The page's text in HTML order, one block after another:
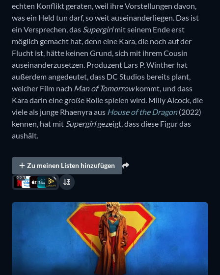
echten Konflikt geraten, weil ihre Vorstellungen davon,
was ein Held tun darf, so weit auseinanderliegen. Das ist
ein Versprechen, das Supergirlmit seinem Ende erst
möglich gemacht hat, denn eine Kara, die noch auf der
Flucht ist, hätte keinen Grund, sich mit ihrem Cousin
auseinanderzusetzen. Produzent Lars P. Winther hat
außerdem angedeutet, dass DC Studios bereits plant,
welcher Film nach Man of Tomorrowkommt, und dass
Kara darin eine große Rolle spielen wird. Milly Alcock, die
viele als junge Rhaenyra aus House of the Dragon (2022)
kennen, hat mit Supergirlgezeigt, dass diese Figur das
aushält.
Zu meinen Listen hinzufügen
221